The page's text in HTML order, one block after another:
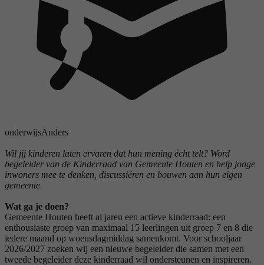
onderwijsAnders
Wil jij kinderen laten ervaren dat hun mening écht telt? Word
begeleider van de Kinderraad van Gemeente Houten en help jonge
inwoners mee te denken, discussiëren en bouwen aan hun eigen
gemeente.
Wat ga je doen?
Gemeente Houten heeft al jaren een actieve kinderraad: een
enthousiaste groep van maximaal 15 leerlingen uit groep 7 en 8 die
iedere maand op woensdagmiddag samenkomt. Voor schooljaar
2026/2027 zoeken wij een nieuwe begeleider die samen met een
tweede begeleider deze kinderraad wil ondersteunen en inspireren.